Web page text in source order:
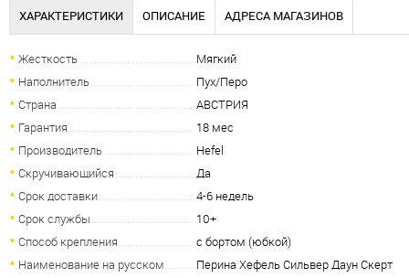
ХАРАКТЕРИСТИКИ ОПИСАНИЕ АДРЕСА МАГАЗИНОВ
Жесткость
Мягкий
Наполнитель
Пух/Перо
Страна
АВСТРИЯ
Гарантия
18 мес
Производитель
Hefel
Скручивающийся
Да
Срок доставки
4-6 недель
Срок службы
10+
Способ крепления
с бортом (юбкой)
Наименование на русском
Перина Хефель Сильвер Даун Скерт